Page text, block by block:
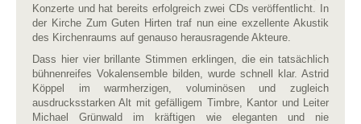
Konzerte und hat bereits erfolgreich zwei CDs veröffentlicht. In
der Kirche Zum Guten Hirten traf nun eine exzellente Akustik
des Kirchenraums auf genauso herausragende Akteure.
Dass hier vier brillante Stimmen erklingen, die ein tatsächlich
bühnenreifes Vokalensemble bilden, wurde schnell klar. Astrid
Köppel im warmherzigen, voluminösen und zugleich
ausdrucksstarken Alt mit gefälligem Timbre, Kantor und Leiter
Michael Grünwald im kräftigen wie eleganten und nie